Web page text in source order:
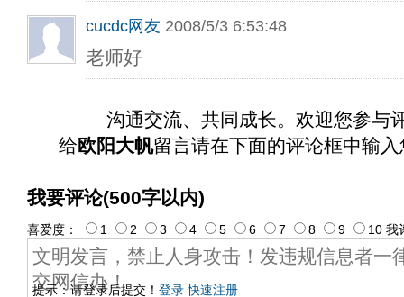
cucdc网友 2008/5/3 6:53:48
老师好
沟通交流、共同成长。欢迎您参与
给欧阳大帆留言请在下面的评论框中输
我要评论(500字以内)
提示：请登录后提交！ 登录 快速注册
喜爱度： 1 2 3 4 5 6 7 8 9 10 我